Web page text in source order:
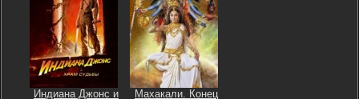
Индиана Джонс и Махакали. Конец